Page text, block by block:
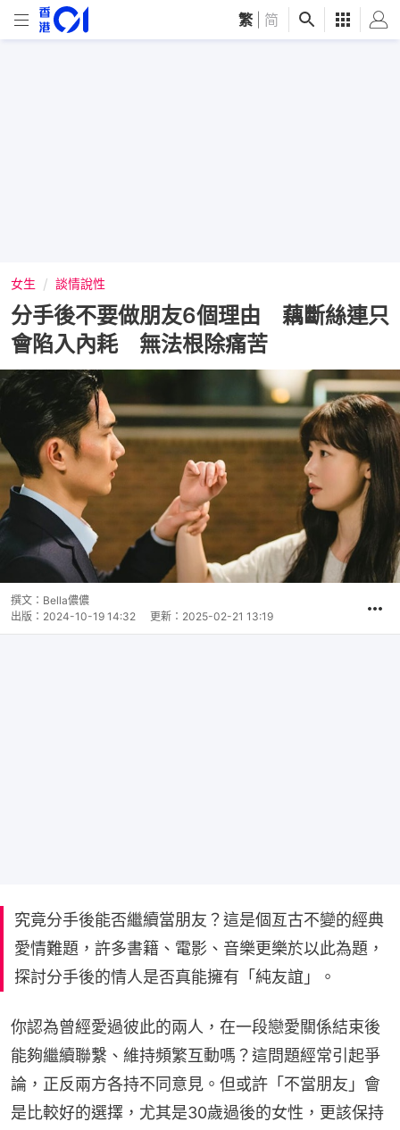
繁 简
女生 談情說性
分手後不要做朋友6個理由 藕斷絲連只
會陷入內耗 無法根除痛苦
撰文： Bella儂儂
出版： 2024-10-19 14:32 更新： 2025-02-21 13:19
究竟分手後能否繼續當朋友？這是個亙古不變的經典
愛情難題，許多書籍、電影、音樂更樂於以此為題，
探討分手後的情人是否真能擁有「純友誼」。
你認為曾經愛過彼此的兩人，在一段戀愛關係結束後
能夠繼續聯繫、維持頻繁互動嗎？這問題經常引起爭
論，正反兩方各持不同意見。但或許「不當朋友」會
是比較好的選擇，尤其是30歲過後的女性，更該保持